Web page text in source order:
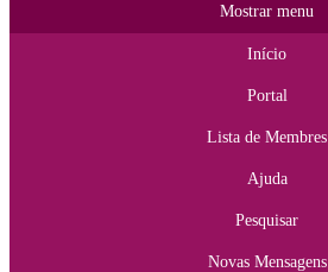
Mostrar menu
Início
Portal
Lista de Membres
Ajuda
Pesquisar
Novas Mensagens